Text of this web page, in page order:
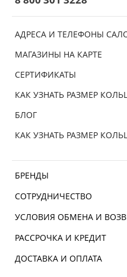
АДРЕСА И ТЕЛЕФОНЫ
МАГАЗИНЫ НА КАРТЕ
СЕРТИФИКАТЫ
КАК УЗНАТЬ РАЗМЕР
БЛОГ
КАК УЗНАТЬ РАЗМЕР
БРЕНДЫ
СОТРУДНИЧЕСТВО
УСЛОВИЯ ОБМЕНА И
РАССРОЧКА И КРЕДИТ
ДОСТАВКА И ОПЛАТА